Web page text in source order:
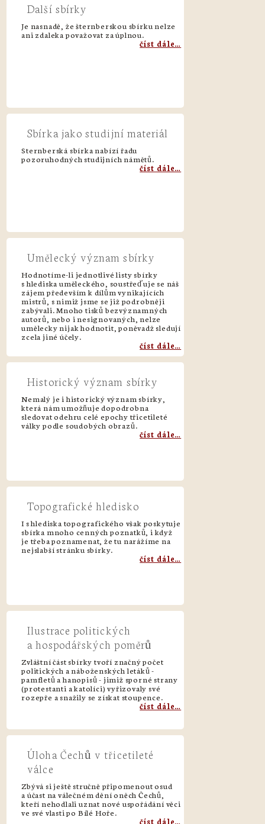
Další sbírky
Je nasnadě, že šternberskou sbírku nelze
ani zdaleka považovat za úplnou.
číst dále…
Sbírka jako studijní materiál
Sternberská sbírka nabízí řadu
pozoruhodných studijních námětů.
číst dále…
Umělecký význam sbírky
Hodnotíme-li jednotlivé listy sbírky
s hlediska uměleckého, soustřeďuje se náš
zájem především k dílům vynikajících
mistrů, s nimiž jsme se již podrobněji
zabývali. Mnoho tisků bezvýznamných
autorů, nebo i nesignovaných, nelze
umělecky nijak hodnotit, poněvadž sledují
zcela jiné účely.
číst dále…
Historický význam sbírky
Nemalý je i historický význam sbírky,
která nám umožňuje dopodrobna
sledovat odehru celé epochy třicetileté
války podle soudobých obrazů.
číst dále…
Topografické hledisko
I s hlediska topografického však poskytuje
sbírka mnoho cenných poznatků, i když
je třeba poznamenat, že tu narážíme na
nejslabší stránku sbírky.
číst dále…
Ilustrace politických
a hospodářských poměrů
Zvláštní část sbírky tvoří značný počet
politických a náboženských letáků -
pamfletů a hanopisů - jimiž sporné strany
(protestanti a katolíci) vyřizovaly své
rozepře a snažily se získat stoupence.
číst dále…
Úloha Čechů v třicetileté
válce
Zbývá si ještě stručně připomenout osud
a účast na válečném dění oněch Čechů,
kteří nehodlali uznat nové uspořádání věci
ve své vlasti po Bílé Hoře.
číst dále…